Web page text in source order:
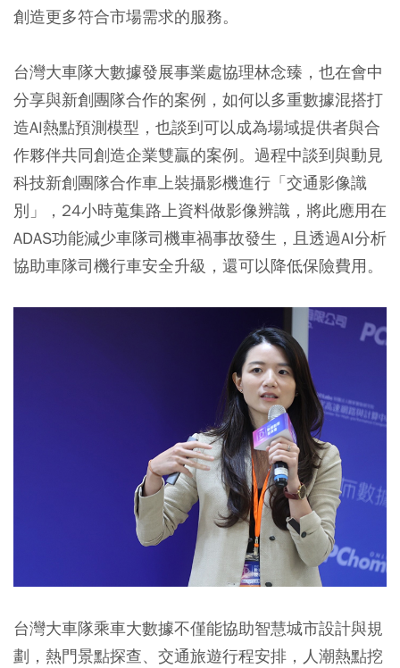
創造更多符合市場需求的服務。
台灣大車隊大數據發展事業處協理林念臻，也在會中
分享與新創團隊合作的案例，如何以多重數據混搭打
造AI熱點預測模型，也談到可以成為場域提供者與合
作夥伴共同創造企業雙贏的案例。過程中談到與動見
科技新創團隊合作車上裝攝影機進行「交通影像識
別」，24小時蒐集路上資料做影像辨識，將此應用在
ADAS功能減少車隊司機車禍事故發生，且透過AI分析
協助車隊司機行車安全升級，還可以降低保險費用。
台灣大車隊乘車大數據不僅能協助智慧城市設計與規
劃，熱門景點探查、交通旅遊行程安排，人潮熱點挖